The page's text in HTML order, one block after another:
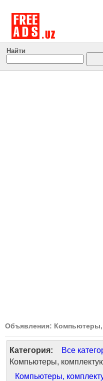
Найти
Объявления:
Категория: Все
Компьютеры,
Компьютеры,